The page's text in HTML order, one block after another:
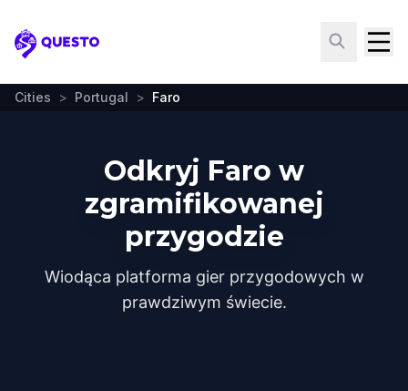
Questo
Cities > Portugal > Faro
Odkryj Faro w
zgramifikowanej
przygodzie
Wiodąca platforma gier przygodowych w
prawdziwym świecie.